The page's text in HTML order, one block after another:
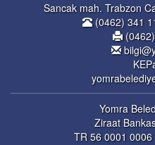
Sancak mah. Trabzon
(0462) 341
Yomra
Ziraat
TR 56 0001